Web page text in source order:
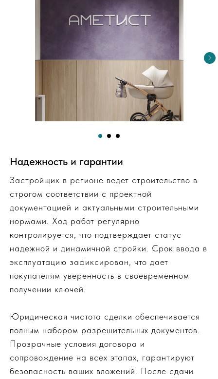
Надежность и гарантии
Застройщик в регионе ведет строительство в
строгом соответствии с проектной
документацией и актуальными строительными
нормами. Ход работ регулярно
контролируется, что подтверждает статус
надежной и динамичной стройки. Срок ввода в
эксплуатацию зафиксирован, что дает
покупателям уверенность в своевременном
получении ключей.
Юридическая чистота сделки обеспечивается
полным набором разрешительных документов.
Прозрачные условия договора и
сопровождение на всех этапах, гарантируют
безопасность ваших вложений. После сдачи